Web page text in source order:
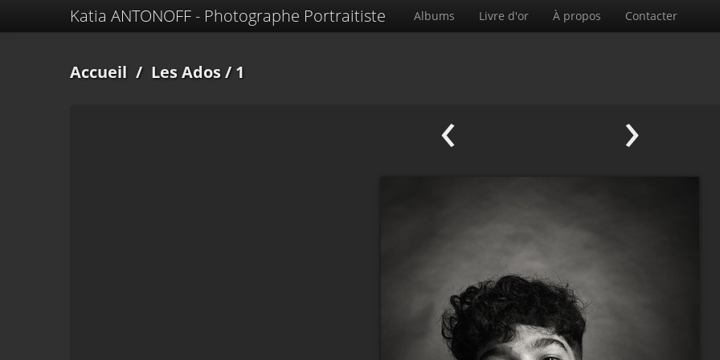
Katia ANTONOFF - Photographe Portraitiste Albums Livre d'or À propos Contacter
Accueil / Les Ados/ 1
‹ ›